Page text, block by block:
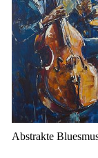
Abstrakte